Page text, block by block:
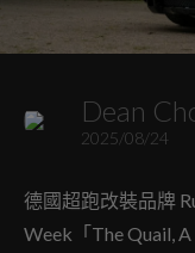
Dean
2025/08/24
德國超跑改裝品牌
Week「The Quail,